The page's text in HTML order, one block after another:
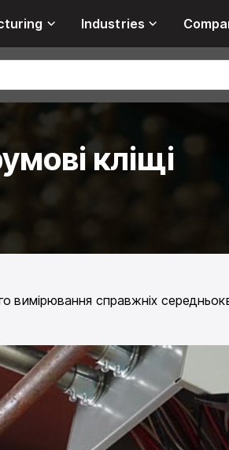
Industries
кліщі
вимірювання справжніх